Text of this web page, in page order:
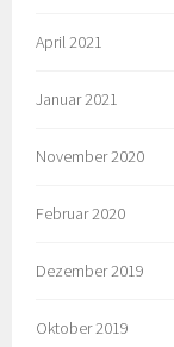
April 2021
Januar 2021
November 2020
Februar 2020
Dezember 2019
Oktober 2019